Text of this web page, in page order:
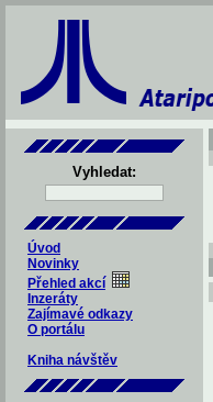
Vyhledat:
Úvod
Novinky
Přehled akcí
Inzeráty
Zajímavé odkazy
O portálu
Kniha návštěv